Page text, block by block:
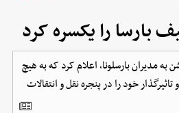
بارسا را یکسره کرد
به مدیران بارسلونا، اعلام کرد که به هیچ
خود را در پنجره نقل و انتقالات